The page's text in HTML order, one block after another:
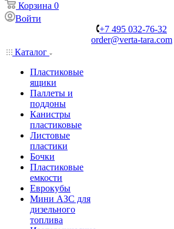
Корзина 0
Войти
+7 495 032-76-32
order@verta-tara.com
Каталог
Пластиковые
ящики
Паллеты и
поддоны
Канистры
пластиковые
Листовые
пластики
Бочки
Пластиковые
емкости
Еврокубы
Мини АЗС для
дизельного
топлива